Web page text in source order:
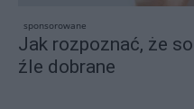
sponsorowane
Jak rozpoznać, że
źle dobrane